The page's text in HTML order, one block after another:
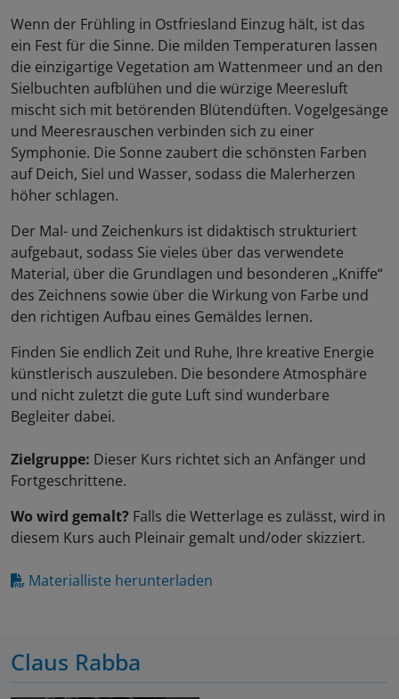
Wenn der Frühling in Ostfriesland Einzug hält, ist das
ein Fest für die Sinne. Die milden Temperaturen lassen
die einzigartige Vegetation am Wattenmeer und an den
Sielbuchten aufblühen und die würzige Meeresluft
mischt sich mit betörenden Blütendüften. Vogelgesänge
und Meeresrauschen verbinden sich zu einer
Symphonie. Die Sonne zaubert die schönsten Farben
auf Deich, Siel und Wasser, sodass die Malerherzen
höher schlagen.
Der Mal- und Zeichenkurs ist didaktisch strukturiert
aufgebaut, sodass Sie vieles über das verwendete
Material, über die Grundlagen und besonderen „Kniffe“
des Zeichnens sowie über die Wirkung von Farbe und
den richtigen Aufbau eines Gemäldes lernen.
Finden Sie endlich Zeit und Ruhe, Ihre kreative Energie
künstlerisch auszuleben. Die besondere Atmosphäre
und nicht zuletzt die gute Luft sind wunderbare
Begleiter dabei.
Zielgruppe: Dieser Kurs richtet sich an Anfänger und
Fortgeschrittene.
Wo wird gemalt? Falls die Wetterlage es zulässt, wird in
diesem Kurs auch Pleinair gemalt und/oder skizziert.
Materialliste herunterladen
Claus Rabba